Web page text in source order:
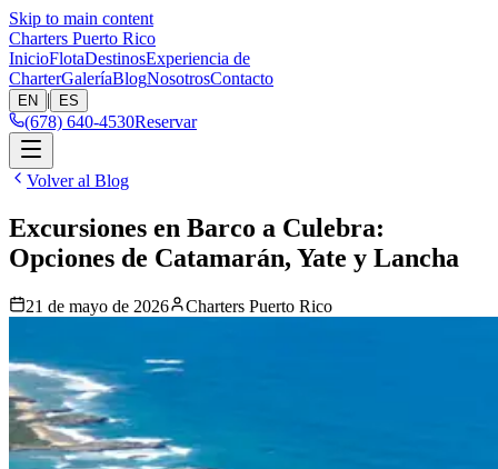
Skip to main content
Charters Puerto Rico
InicioFlotaDestinosExperiencia de
CharterGaleríaBlogNosotrosContacto
EN | ES
(678) 640-4530Reservar
Volver al Blog
Excursiones en Barco a Culebra:
Opciones de Catamarán, Yate y Lancha
21 de mayo de 2026 Charters Puerto Rico